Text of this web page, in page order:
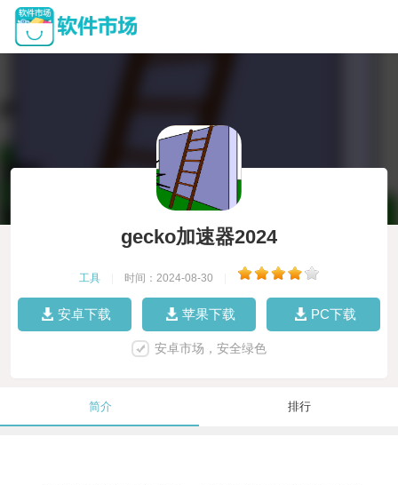
gecko加速器2024
工具 时间：2024-08-30
安卓下载 苹果下载 PC下载
安卓市场，安全绿色
简介 排行